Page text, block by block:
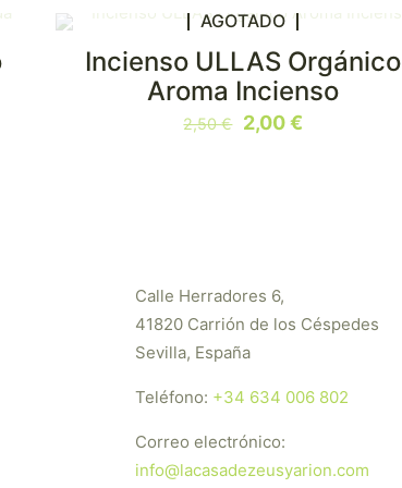
EN OFERTA
AGOTADO
Incienso ULLAS Orgánico
Aroma Incienso
2,50€
El
2,00€
Calle Herradores 6,
41820 Carrión de los Céspedes
Sevilla, España
Teléfono: +34 634 006 802
Correo electrónico:
info@lacasadezeusyarion.com